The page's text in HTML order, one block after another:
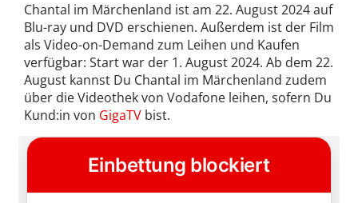
Chantal im Märchenland ist am 22. August 2024 auf
Blu-ray und DVD erschienen. Außerdem ist der Film
als Video-on-Demand zum Leihen und Kaufen
verfügbar: Start war der 1. August 2024. Ab dem 22.
August kannst Du Chantal im Märchenland zudem
über die Videothek von Vodafone leihen, sofern Du
Kund:in von GigaTV bist.